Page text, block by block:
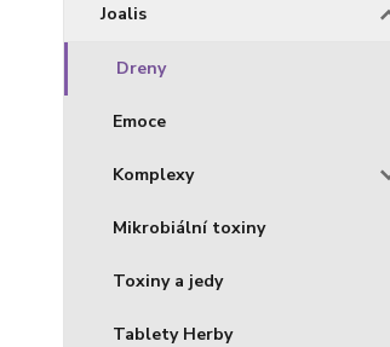
Joalis
Dreny
Emoce
Komplexy
Mikrobiální toxiny
Toxiny a jedy
Tablety Herby